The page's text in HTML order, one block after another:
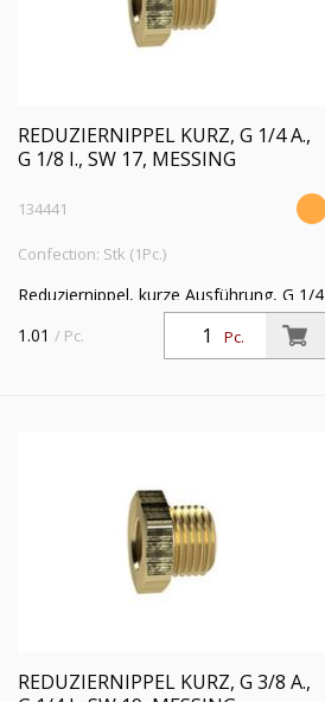
REDUZIERNIPPEL KURZ, G 1/4 A.,
G 1/8 I., SW 17, MESSING
134441
Confection: Stk (1Pc.)
Reduziernippel, kurze Ausführung, G 1/4
a., G 1/8 i., SW 17, Messing,
Arbeitsdruck max. 25 bar, Betriebstemp.
Pc.
1.01 / Pc.
REDUZIERNIPPEL KURZ, G 3/8 A.,